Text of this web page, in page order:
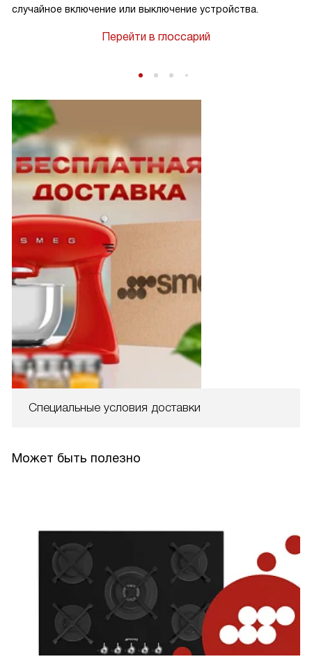
случайное включение или выключение устройства.
Перейти в глоссарий
Специальные условия доставки
Может быть полезно